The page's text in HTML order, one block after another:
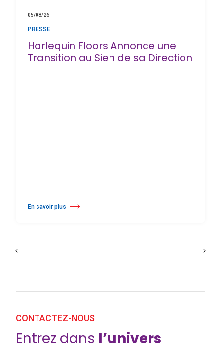
05/08/26
PRESSE
Harlequin Floors Annonce une
Transition au Sien de sa Direction
En savoir plus
à propos Harlequin Floors Annonce une Transition au Sien de sa
CONTACTEZ-NOUS
Entrez dans l’univers